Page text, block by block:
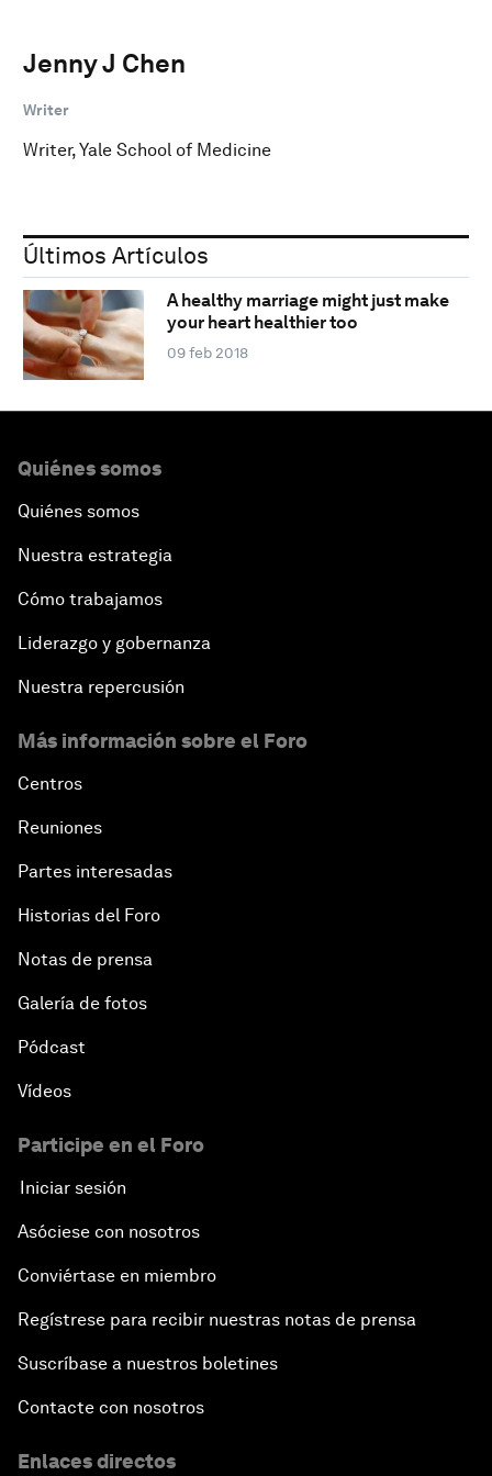
Jenny J Chen
Writer
Writer, Yale School of Medicine
Últimos Artículos
A healthy marriage might just make
your heart healthier too
09 feb 2018
Quiénes somos
Quiénes somos
Nuestra estrategia
Cómo trabajamos
Liderazgo y gobernanza
Nuestra repercusión
Más información sobre el Foro
Centros
Reuniones
Partes interesadas
Historias del Foro
Notas de prensa
Galería de fotos
Pódcast
Vídeos
Participe en el Foro
Iniciar sesión
Asóciese con nosotros
Conviértase en miembro
Regístrese para recibir nuestras notas de prensa
Suscríbase a nuestros boletines
Contacte con nosotros
Enlaces directos